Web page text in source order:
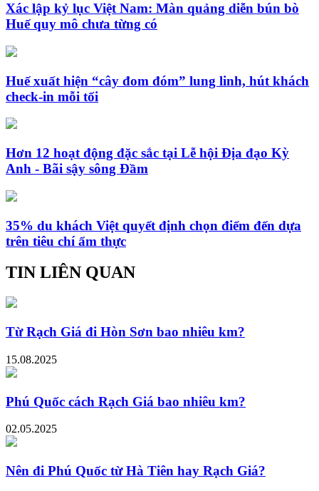
Xác lập kỷ lục Việt Nam: Màn quảng diễn bún bò
Huế quy mô chưa từng có
Huế xuất hiện “cây đom đóm” lung linh, hút khách
check-in mỗi tối
Hơn 12 hoạt động đặc sắc tại Lễ hội Địa đạo Kỳ
Anh - Bãi sậy sông Đầm
35% du khách Việt quyết định chọn điểm đến dựa
trên tiêu chí ẩm thực
TIN LIÊN QUAN
Từ Rạch Giá đi Hòn Sơn bao nhiêu km?
15.08.2025
Phú Quốc cách Rạch Giá bao nhiêu km?
02.05.2025
Nên đi Phú Quốc từ Hà Tiên hay Rạch Giá?